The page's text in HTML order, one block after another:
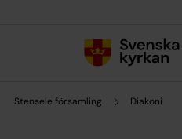
Stensele församling Diakoni